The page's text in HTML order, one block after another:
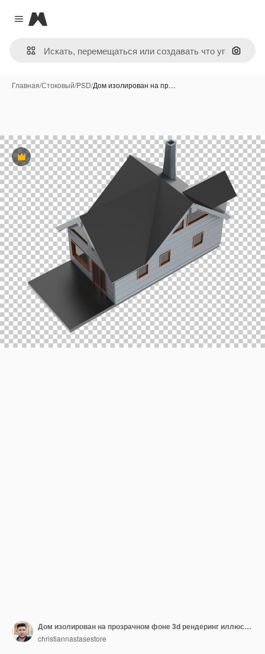
Close menu
Magnific
Поиск
Главная/Стоковый/PSD/Дом изолирован на пр…
Премиум
Дом изолирован на прозрачном фоне 3d рендеринг иллюстрации
christiannastasestore